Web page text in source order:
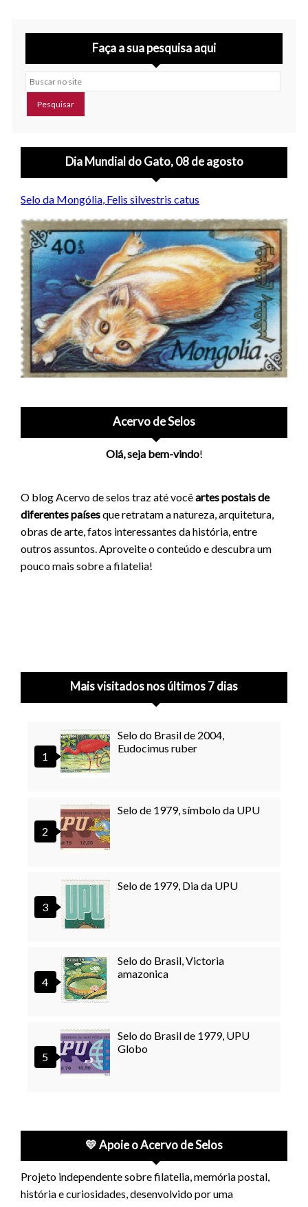
Faça a sua pesquisa aqui
Buscar no site
Dia Mundial do Gato, 08 de agosto
Selo da Mongólia, Felis silvestris catus
Acervo de Selos
Olá, seja bem-vindo!
O blog Acervo de selos traz até vocêartes postais de
diferentes paísesque retratam a natureza, arquitetura,
obras de arte, fatos interessantes da história, entre
outros assuntos. Aproveite o conteúdo e descubra um
pouco mais sobre a filatelia!
Mais visitados nos últimos 7 dias
Selo do Brasil de 2004,
Eudocimus ruber
Selo de 1979, símbolo da UPU
Selo de 1979, Dia da UPU
Selo do Brasil, Victoria
amazonica
Selo do Brasil de 1979, UPU
Globo
💛 Apoie o Acervo de Selos
Projeto independente sobre filatelia, memória postal,
história e curiosidades, desenvolvido por uma